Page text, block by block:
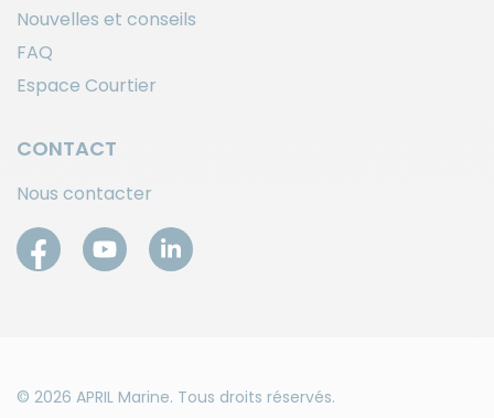
Nouvelles et conseils
FAQ
Espace Courtier
CONTACT
Nous contacter
© 2026 APRIL Marine. Tous droits réservés.